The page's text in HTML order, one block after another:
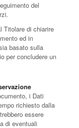
del
Titolare di chiarire
ed in
basato sulla
per concludere un
i Dati
richiesto dalla
essere
di eventuali